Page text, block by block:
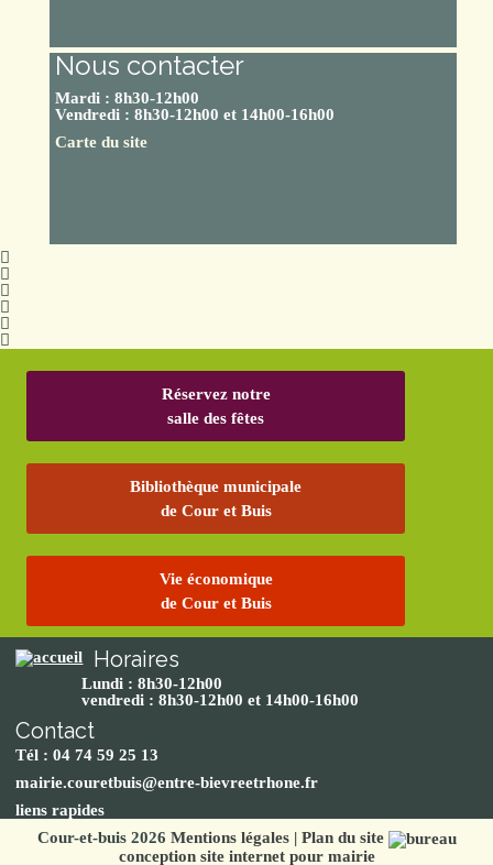
Nous contacter
Mardi : 8h30-12h00
Vendredi : 8h30-12h00 et 14h00-16h00
Carte du site
Réservez notre
salle des fêtes
Bibliothèque municipale
de Cour et Buis
Vie économique
de Cour et Buis
Horaires
Lundi : 8h30-12h00
vendredi : 8h30-12h00 et 14h00-16h00
Contact
Tél : 04 74 59 25 13
mairie.couretbuis@entre-bievreetrhone.fr
liens rapides
Cour-et-buis 2026 Mentions légales| Plan du site
conception site internet pour mairie